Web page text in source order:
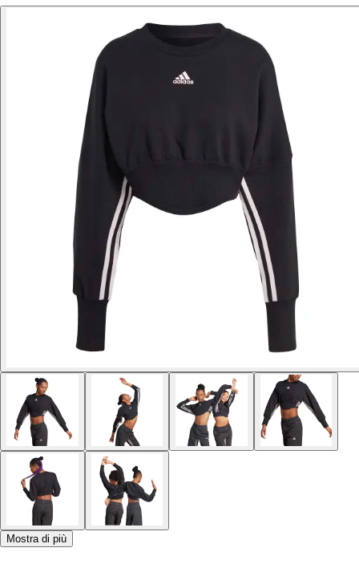
Mostra di più